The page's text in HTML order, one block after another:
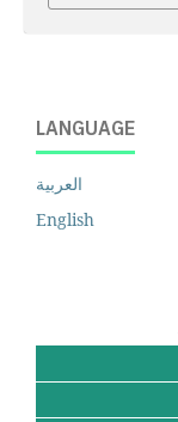
LANGUAGE
العربية
English